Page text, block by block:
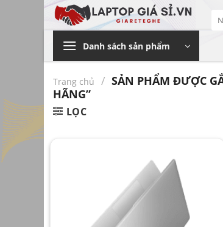
Bỏ
qua
dung
Danh sách sản phẩm
Trang chủ / SẢN PHẨM ĐƯỢC
HÃNG”
LỌC